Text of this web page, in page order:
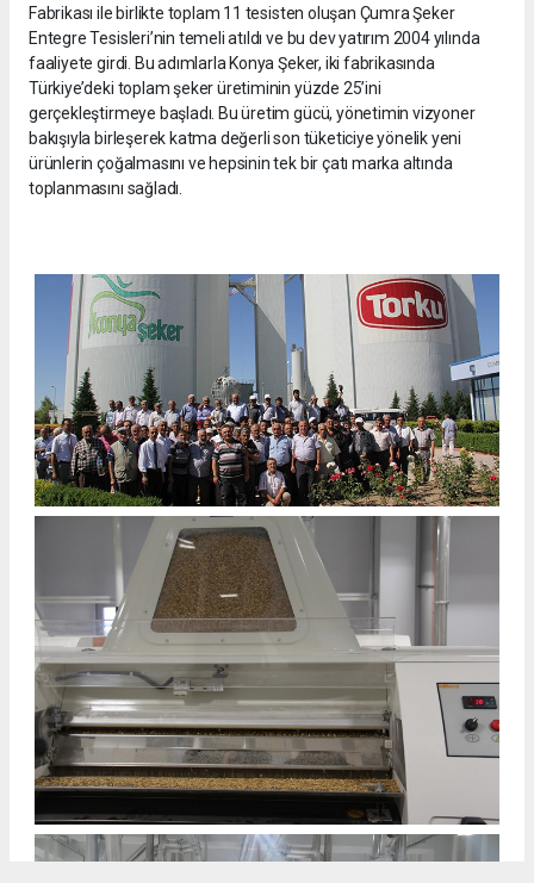
Fabrikası ile birlikte toplam 11 tesisten oluşan Çumra Şeker
Entegre Tesisleri’nin temeli atıldı ve bu dev yatırım 2004 yılında
faaliyete girdi. Bu adımlarla Konya Şeker, iki fabrikasında
Türkiye’deki toplam şeker üretiminin yüzde 25’ini
gerçekleştirmeye başladı. Bu üretim gücü, yönetimin vizyoner
bakışıyla birleşerek katma değerli son tüketiciye yönelik yeni
ürünlerin çoğalmasını ve hepsinin tek bir çatı marka altında
toplanmasını sağladı.